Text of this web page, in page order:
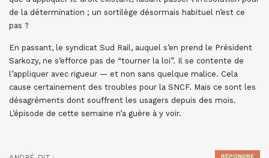
de la détermination ; un sortilège désormais habituel n’est ce
pas ?
En passant, le syndicat Sud Rail, auquel s’en prend le Président
Sarkozy, ne s’efforce pas de “tourner la loi”. Il se contente de
l’appliquer avec rigueur — et non sans quelque malice. Cela
cause certainement des troubles pour la SNCF. Mais ce sont les
désagréments dont souffrent les usagers depuis des mois.
L’épisode de cette semaine n’a guère à y voir.
RÉPONDRE